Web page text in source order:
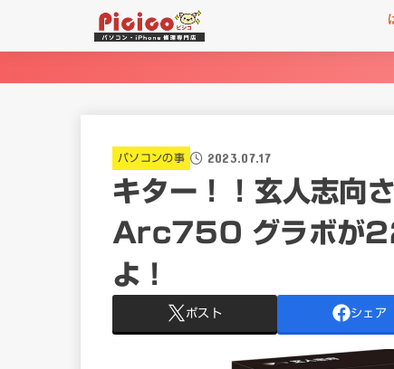
パソコンの事 2023.07.17
キター！！玄人志向
Arc750 グラボが
よ！
ポスト シェア